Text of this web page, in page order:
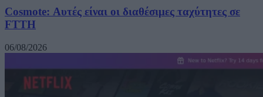
Cosmote: Αυτές είναι οι διαθέσιμες ταχύτητες σε
FTTH
06/08/2026